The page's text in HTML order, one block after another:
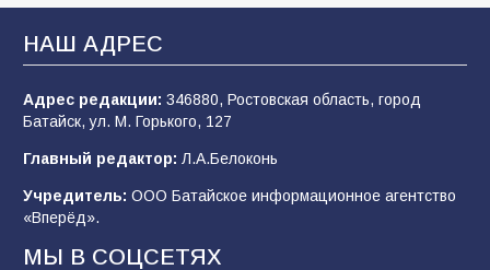
«Мобилизация или набор?» Что на самом
деле происходит в армии России в августе
2026 года
В Батайске продолжаются дорожные работы
99 04.08.2026
НАШ АДРЕС
Адрес редакции: 346880, Ростовская область, город
Батайск, ул. М. Горького, 127
Главный редактор: Л.А.Белоконь
Учредитель: ООО Батайское информационное агентство
«Вперёд».
МЫ В СОЦСЕТЯХ